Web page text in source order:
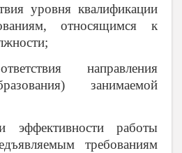
уровня квалификации
относящимся к
направления
занимаемой
эффективности работы
требованиям